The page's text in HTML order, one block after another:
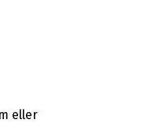
eller